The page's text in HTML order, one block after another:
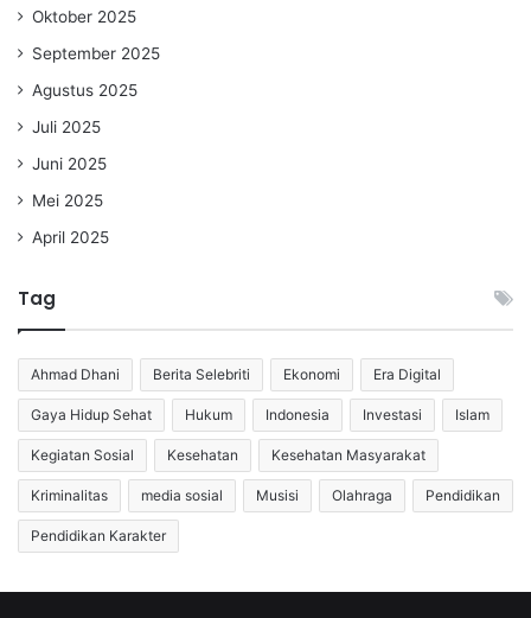
Oktober 2025
September 2025
Agustus 2025
Juli 2025
Juni 2025
Mei 2025
April 2025
Tag
Ahmad Dhani Berita Selebriti Ekonomi Era Digital
Gaya Hidup Sehat Hukum Indonesia Investasi Islam
Kegiatan Sosial Kesehatan Kesehatan Masyarakat
Kriminalitas media sosial Musisi Olahraga Pendidikan
Pendidikan Karakter